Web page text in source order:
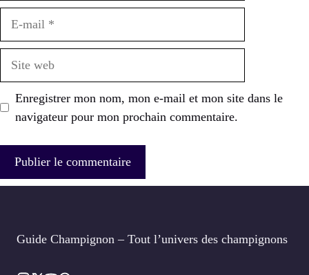
Enregistrer mon nom, mon e-mail et mon site dans le
navigateur pour mon prochain commentaire.
Guide Champignon – Tout l’univers des champignons